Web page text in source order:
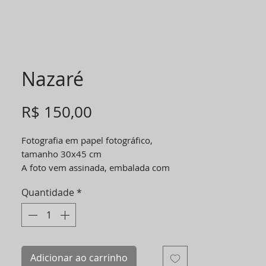
Nazaré
R$ 150,00
Fotografia em papel fotográfico,
tamanho 30x45 cm
A foto vem assinada, embalada com
para melhor manuseio e com um
suporte de papelão para a foto não
dobrar.
Quantidade *
Adicionar ao carrinho